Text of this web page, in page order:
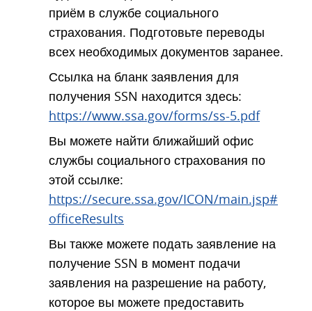
приём в службе социального
страхования. Подготовьте переводы
всех необходимых документов заранее.
Ссылка на бланк заявления для
получения SSN находится здесь:
https://www.ssa.gov/forms/ss-5.pdf
Вы можете найти ближайший офис
службы социального страхования по
этой ссылке:
https://secure.ssa.gov/ICON/main.jsp#
officeResults
Вы также можете подать заявление на
получение SSN в момент подачи
заявления на разрешение на работу,
которое вы можете предоставить